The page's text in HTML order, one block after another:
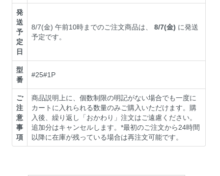
発
送
予
定
日
8/7(金) 午前10時までのご注文商品は、8/7(金) に発送
予定です。
型
番
#25#1P
ご
注
意
事
項
商品説明上に、個数制限の明記がない場合でも一度に
カートに入れられる数量のみご購入いただけます。購
入後、繰り返し「おかわり」注文はご遠慮ください。
追加分はキャンセルします。*最初のご注文から24時間
以降に在庫が残っている場合は再注文可能です。